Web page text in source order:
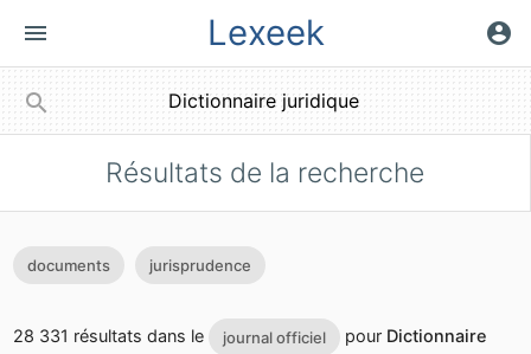
menu Lexeek account_circle
search
Résultats de la recherche
documents jurisprudence
28 331 résultats dans le journal officiel pour Dictionnaire